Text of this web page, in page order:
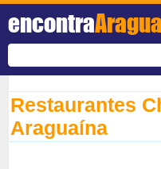
encontra
Restaurantes
Araguaína